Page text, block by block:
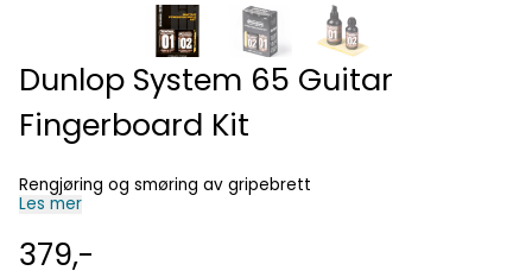
Dunlop System 65 Guitar
Fingerboard Kit
Rengjøring og smøring av gripebrett
Les mer
379,-